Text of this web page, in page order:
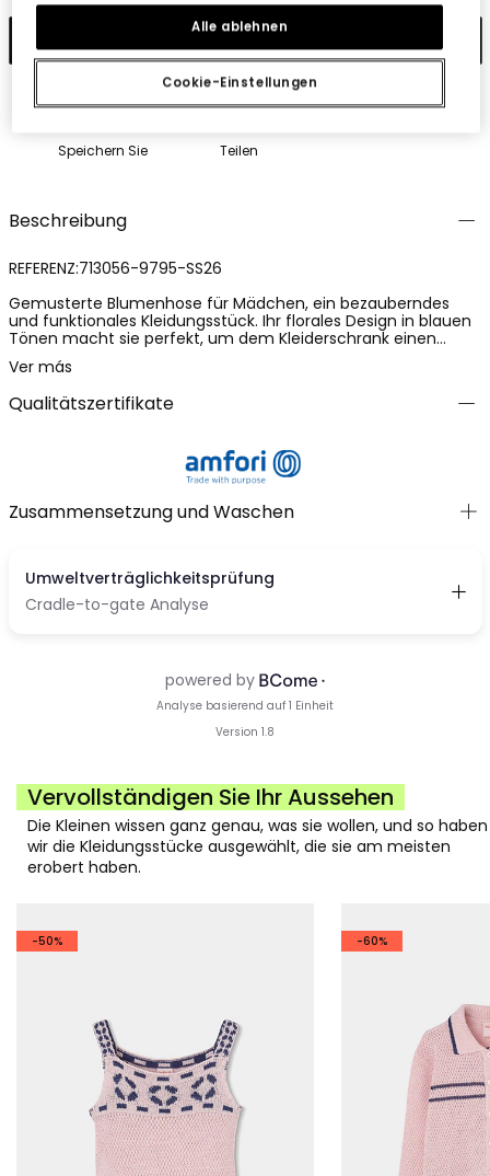
In den Warenkorb
Speichern Sie Teilen
Beschreibung
REFERENZ:713056-9795-SS26
Gemusterte Blumenhose für Mädchen, ein bezauberndes
und funktionales Kleidungsstück. Ihr florales Design in blauen
Tönen macht sie perfekt, um dem Kleiderschrank einen
Hauch von Natur zu verleihen. Aus weichem Material
gefertigt, bietet sie Komfort für den täglichen Gebrauch.
Erhältlich in Größen von 12 Monaten bis 10 Jahren, passt sie
sich dem Wachstum des Mädchens an. Der verstellbare Bund
vielseitigen Look. Ideal für jede Saison, ist sie eine stilvolle und
bequeme Wahl für die Kleinen.
Ver más
Qualitätszertifikate
Zusammensetzung und Waschen
Vervollständigen Sie Ihr Aussehen
Die Kleinen wissen ganz genau, was sie wollen, und so haben
wir die Kleidungsstücke ausgewählt, die sie am meisten
erobert haben.
-50% -60%
Cookie-Einstellungen
Alle ablehnen